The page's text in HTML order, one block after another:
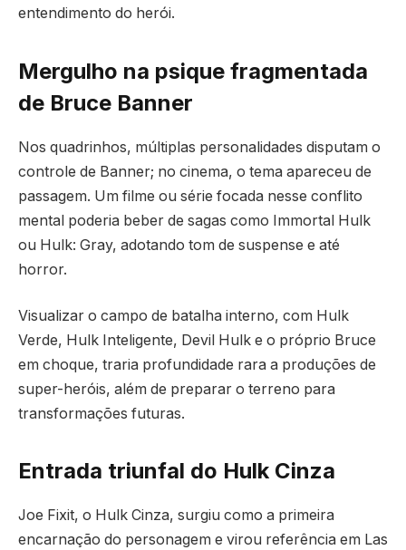
entendimento do herói.
Mergulho na psique fragmentada
de Bruce Banner
Nos quadrinhos, múltiplas personalidades disputam o
controle de Banner; no cinema, o tema apareceu de
passagem. Um filme ou série focada nesse conflito
mental poderia beber de sagas como Immortal Hulk
ou Hulk: Gray, adotando tom de suspense e até
horror.
Visualizar o campo de batalha interno, com Hulk
Verde, Hulk Inteligente, Devil Hulk e o próprio Bruce
em choque, traria profundidade rara a produções de
super-heróis, além de preparar o terreno para
transformações futuras.
Entrada triunfal do Hulk Cinza
Joe Fixit, o Hulk Cinza, surgiu como a primeira
encarnação do personagem e virou referência em Las